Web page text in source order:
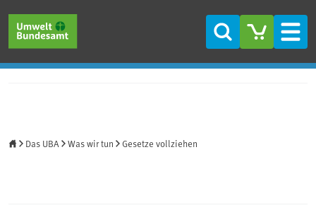
Suche
Das UBA Was wir tun Gesetze vollziehen